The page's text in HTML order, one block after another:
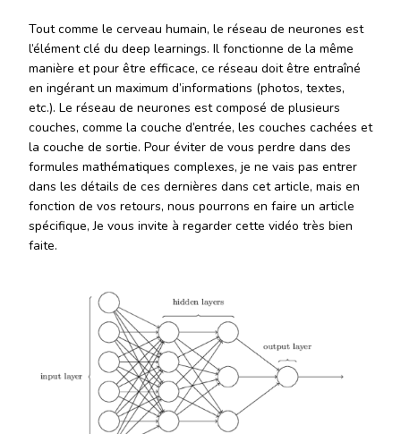
Tout comme le cerveau humain, le réseau de neurones est
l’élément clé du deep learnings. Il fonctionne de la même
manière et pour être efficace, ce réseau doit être entraîné
en ingérant un maximum d’informations (photos, textes,
etc.). Le réseau de neurones est composé de plusieurs
couches, comme la couche d’entrée, les couches cachées et
la couche de sortie. Pour éviter de vous perdre dans des
formules mathématiques complexes, je ne vais pas entrer
dans les détails de ces dernières dans cet article, mais en
fonction de vos retours, nous pourrons en faire un article
spécifique, Je vous invite à regarder cette vidéo très bien
faite.